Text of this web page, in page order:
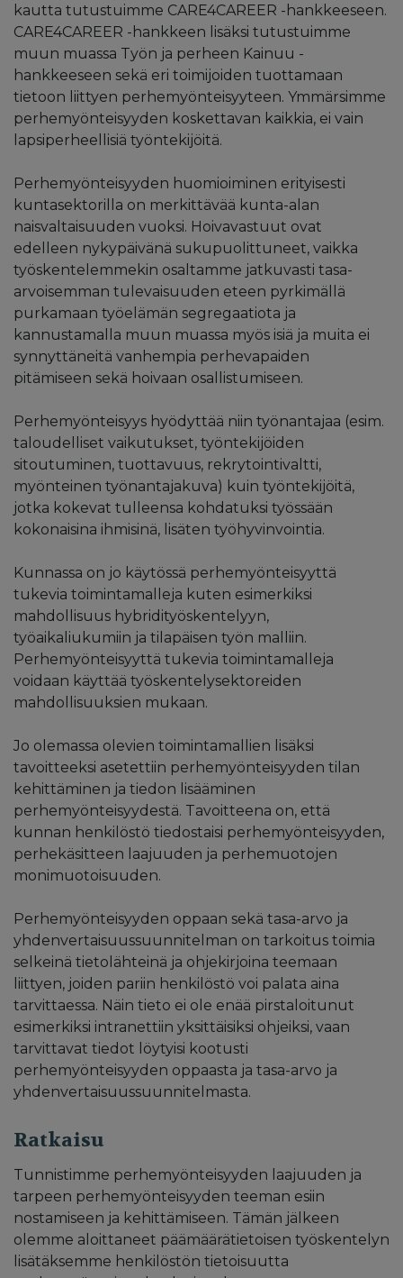
kautta tutustuimme CARE4CAREER -hankkeeseen.
CARE4CAREER -hankkeen lisäksi tutustuimme
muun muassa Työn ja perheen Kainuu -
hankkeeseen sekä eri toimijoiden tuottamaan
tietoon liittyen perhemyönteisyyteen. Ymmärsimme
perhemyönteisyyden koskettavan kaikkia, ei vain
lapsiperheellisiä työntekijöitä.
Perhemyönteisyyden huomioiminen erityisesti
kuntasektorilla on merkittävää kunta-alan
naisvaltaisuuden vuoksi. Hoivavastuut ovat
edelleen nykypäivänä sukupuolittuneet, vaikka
työskentelemmekin osaltamme jatkuvasti tasa-
arvoisemman tulevaisuuden eteen pyrkimällä
purkamaan työelämän segregaatiota ja
kannustamalla muun muassa myös isiä ja muita ei
synnyttäneitä vanhempia perhevapaiden
pitämiseen sekä hoivaan osallistumiseen.
Perhemyönteisyys hyödyttää niin työnantajaa (esim.
taloudelliset vaikutukset, työntekijöiden
sitoutuminen, tuottavuus, rekrytointivaltti,
myönteinen työnantajakuva) kuin työntekijöitä,
jotka kokevat tulleensa kohdatuksi työssään
kokonaisina ihmisinä, lisäten työhyvinvointia.
Kunnassa on jo käytössä perhemyönteisyyttä
tukevia toimintamalleja kuten esimerkiksi
mahdollisuus hybridityöskentelyyn,
työaikaliukumiin ja tilapäisen työn malliin.
Perhemyönteisyyttä tukevia toimintamalleja
voidaan käyttää työskentelysektoreiden
mahdollisuuksien mukaan.
Jo olemassa olevien toimintamallien lisäksi
tavoitteeksi asetettiin perhemyönteisyyden tilan
kehittäminen ja tiedon lisääminen
perhemyönteisyydestä. Tavoitteena on, että
kunnan henkilöstö tiedostaisi perhemyönteisyyden,
perhekäsitteen laajuuden ja perhemuotojen
monimuotoisuuden.
Perhemyönteisyyden oppaan sekä tasa-arvo ja
yhdenvertaisuussuunnitelman on tarkoitus toimia
selkeinä tietolähteinä ja ohjekirjoina teemaan
liittyen, joiden pariin henkilöstö voi palata aina
tarvittaessa. Näin tieto ei ole enää pirstaloitunut
esimerkiksi intranettiin yksittäisiksi ohjeiksi, vaan
tarvittavat tiedot löytyisi kootusti
perhemyönteisyyden oppaasta ja tasa-arvo ja
yhdenvertaisuussuunnitelmasta.
Ratkaisu
Tunnistimme perhemyönteisyyden laajuuden ja
tarpeen perhemyönteisyyden teeman esiin
nostamiseen ja kehittämiseen. Tämän jälkeen
olemme aloittaneet päämäärätietoisen työskentelyn
lisätäksemme henkilöstön tietoisuutta